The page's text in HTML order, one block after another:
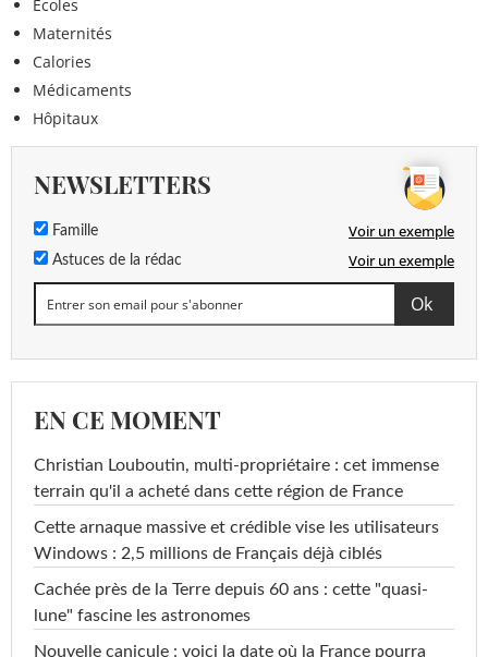
Ecoles
Maternités
Calories
Médicaments
Hôpitaux
NEWSLETTERS
Famille Voir un exemple
Astuces de la rédac Voir un exemple
EN CE MOMENT
Christian Louboutin, multi-propriétaire : cet immense
terrain qu'il a acheté dans cette région de France
Cette arnaque massive et crédible vise les utilisateurs
Windows : 2,5 millions de Français déjà ciblés
Cachée près de la Terre depuis 60 ans : cette "quasi-
lune" fascine les astronomes
Nouvelle canicule : voici la date où la France pourra